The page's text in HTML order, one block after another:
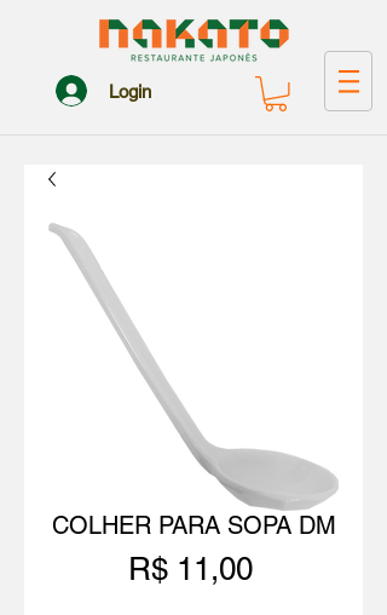
Login
COLHER PARA SOPA DM
R$ 11,00Preço